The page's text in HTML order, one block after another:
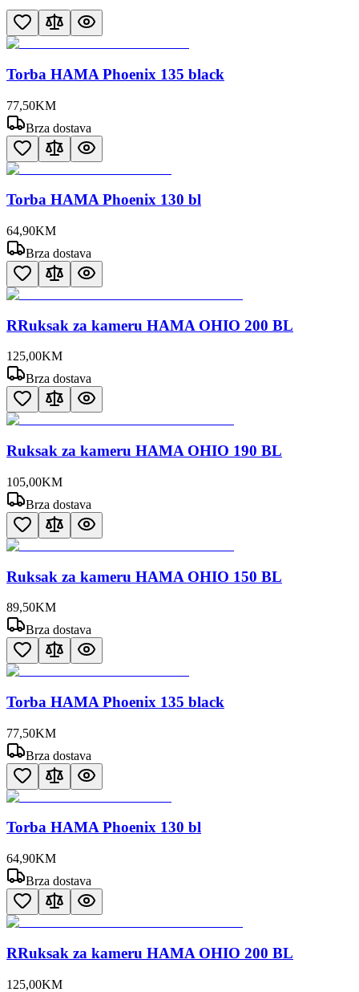
Torba HAMA Phoenix 135 black
77,50KM
Brza dostava
Torba HAMA Phoenix 130 bl
64,90KM
Brza dostava
RRuksak za kameru HAMA OHIO 200 BL
125,00KM
Brza dostava
Ruksak za kameru HAMA OHIO 190 BL
105,00KM
Brza dostava
Ruksak za kameru HAMA OHIO 150 BL
89,50KM
Brza dostava
Torba HAMA Phoenix 135 black
77,50KM
Brza dostava
Torba HAMA Phoenix 130 bl
64,90KM
Brza dostava
RRuksak za kameru HAMA OHIO 200 BL
125,00KM